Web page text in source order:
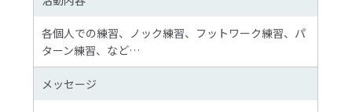
各個人での練習、ノック練習、フットワーク練習、パ
ターン練習、など…
メッセージ